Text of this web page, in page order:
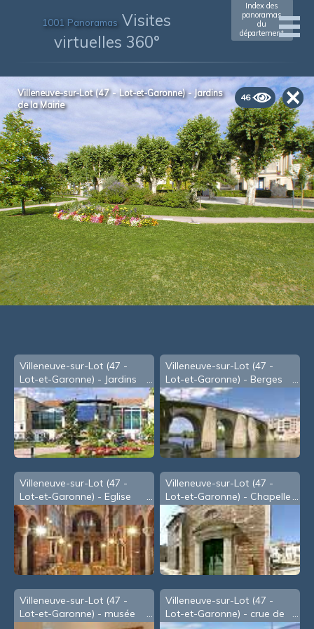
1001 Panoramas Visites
virtuelles 360°
Index des
panoramas
du
département
46
Villeneuve-sur-Lot (47 - Lot-et-Garonne) - Jardins
de la Mairie
Villeneuve-sur-Lot (47 -
Lot-et-Garonne) - Jardins
de la Mairie
Villeneuve-sur-Lot (47 -
Lot-et-Garonne) - Berges
du Lot, sous le Pont des
Cieutat
Villeneuve-sur-Lot (47 -
Lot-et-Garonne) - Eglise
Sainte Catherine
Villeneuve-sur-Lot (47 -
Lot-et-Garonne) - Chapelle
des Pénitents Blancs (XVIIe
s.)
Villeneuve-sur-Lot (47 -
Lot-et-Garonne) - musée
Villeneuve-sur-Lot (47 -
Lot-et-Garonne) - crue de